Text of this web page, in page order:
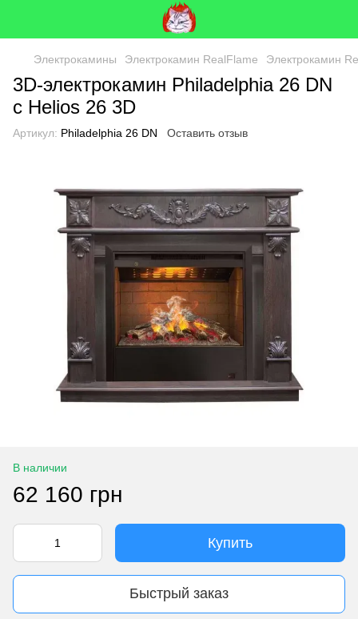
Электрокамины Электрокамин RealFlame Электрокамин
3D-электрокамин Philadelphia 26 DN
с Helios 26 3D
Артикул: Philadelphia 26 DN Оставить отзыв
В наличии
62 160 грн
Купить
Быстрый заказ